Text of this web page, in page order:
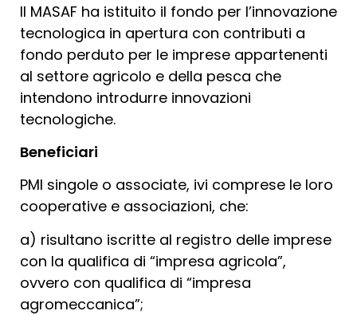
Il MASAF ha istituito il fondo per l’innovazione
tecnologica in apertura con contributi a
fondo perduto per le imprese appartenenti
al settore agricolo e della pesca che
intendono introdurre innovazioni
tecnologiche.
Beneficiari
PMI singole o associate, ivi comprese le loro
cooperative e associazioni, che:
a) risultano iscritte al registro delle imprese
con la qualifica di “impresa agricola”,
ovvero con qualifica di “impresa
agromeccanica”;